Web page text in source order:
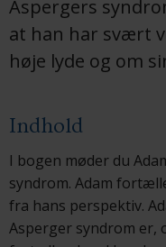
Aspergers
at han har svært
høje lyde og om
Indhold
I bogen møder du
syndrom. Adam
fra hans perspektiv.
Asperger syndrom er,